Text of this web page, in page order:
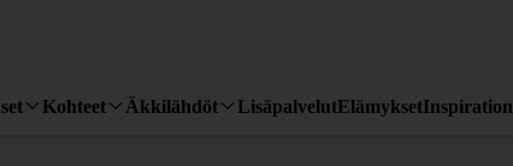
Kohteet Äkkilähdöt LisäpalvelutElämyksetInspiration